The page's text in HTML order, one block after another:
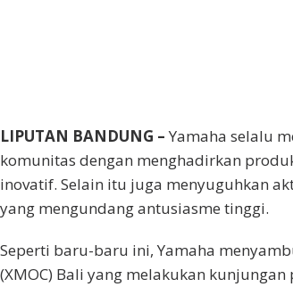
LIPUTAN BANDUNG – Yamaha selalu
komunitas dengan menghadirkan
inovatif. Selain itu juga menyuguhkan
yang mengundang antusiasme tinggi.
Seperti baru-baru ini, Yamaha
(XMOC) Bali yang melakukan